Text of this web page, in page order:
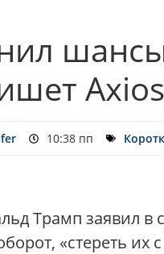
Axios
10:38 пп
Трамп заявил в
«стереть их